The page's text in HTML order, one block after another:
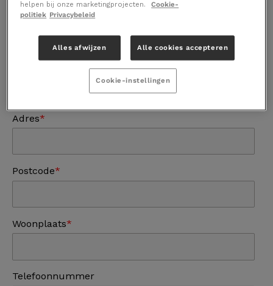
Voornaam
Adres
Postcode
Woonplaats
Telefoonnummer
helpen bij onze marketingprojecten.
Cookie-
politiek Privacybeleid
Alles afwijzen Alle cookies accepteren
Cookie-instellingen